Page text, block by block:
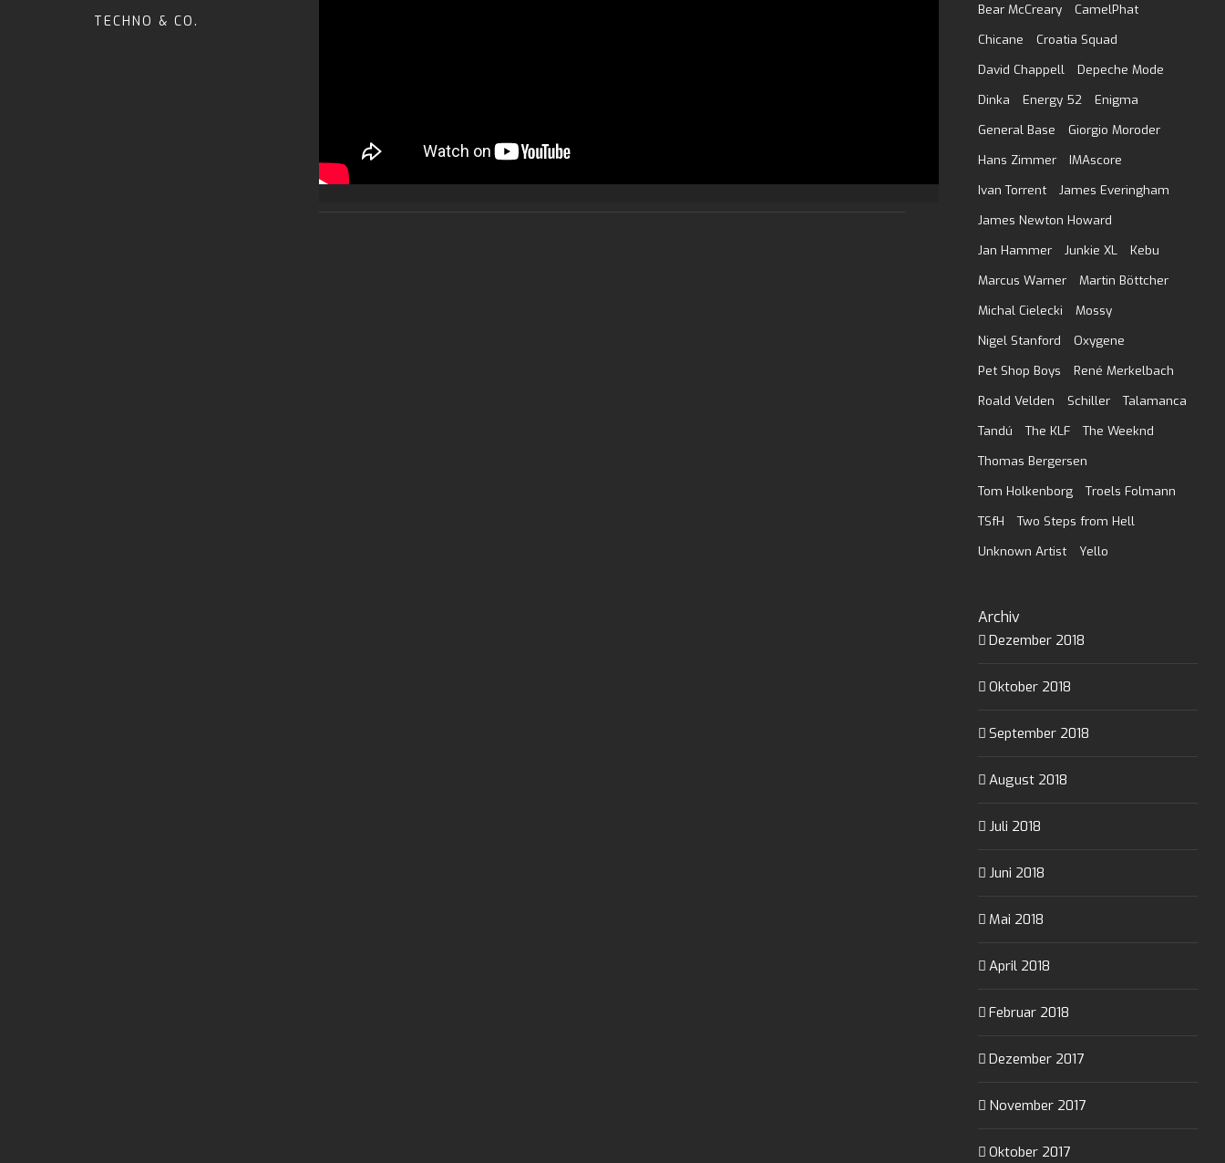
TECHNO & CO.
Bear McCreary
CamelPhat
Chicane
Croatia Squad
David Chappell
Depeche Mode
Dinka
Energy 52
Enigma
General Base
Giorgio Moroder
Hans Zimmer
IMAscore
Ivan Torrent
James Everingham
James Newton Howard
Jan Hammer
Junkie XL
Kebu
Marcus Warner
Martin Böttcher
Michal Cielecki
Mossy
Nigel Stanford
Oxygene
Pet Shop Boys
René Merkelbach
Roald Velden
Schiller
Talamanca
Tandú
The KLF
The Weeknd
Thomas Bergersen
Tom Holkenborg
Troels Folmann
TSfH
Two Steps from Hell
Unknown Artist
Yello
Archiv
Dezember 2018
Oktober 2018
September 2018
August 2018
Juli 2018
Juni 2018
Mai 2018
April 2018
Februar 2018
Dezember 2017
November 2017
Oktober 2017